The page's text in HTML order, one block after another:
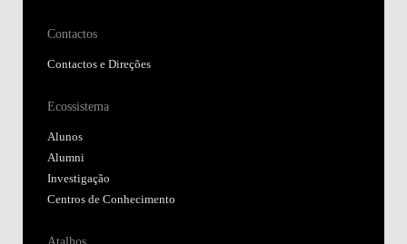
Contactos
Contactos e Direções
Ecossistema
Alunos
Alumni
Investigação
Centros de Conhecimento